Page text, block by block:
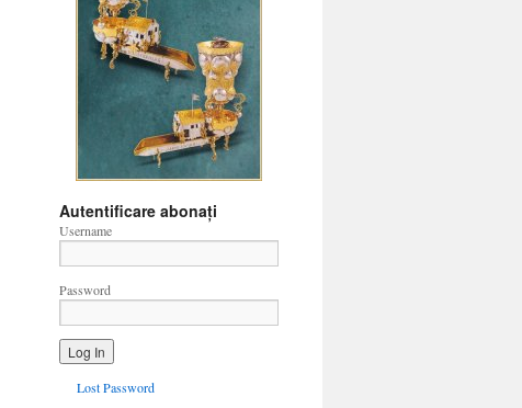
Autentificare abonați
Username
Password
Lost Password